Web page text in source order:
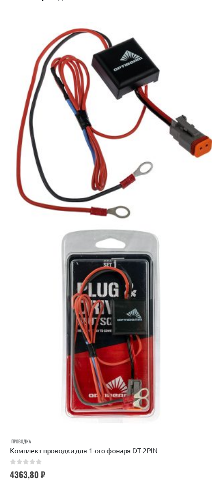
ПРОВОДКА
Комплект проводки для 1-ого фонаря DT-2PIN
4363,80₽